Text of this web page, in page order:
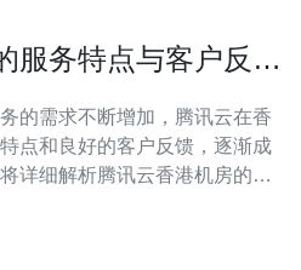
服务特点与客户反馈
的需求不断增加，腾讯云在香
点和良好的客户反馈，逐渐成
详细解析腾讯云香港机房的服